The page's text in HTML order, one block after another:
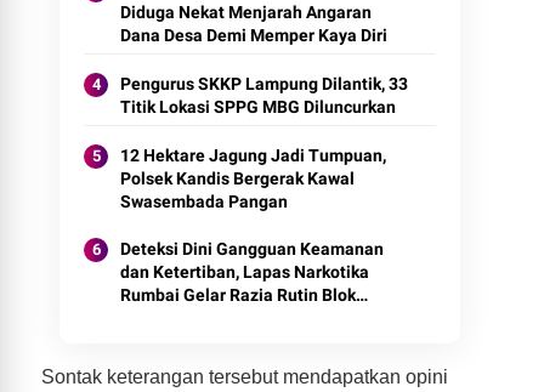
Diduga Nekat Menjarah Angaran
Dana Desa Demi Memper Kaya Diri
Pengurus SKKP Lampung Dilantik, 33
Titik Lokasi SPPG MBG Diluncurkan
12 Hektare Jagung Jadi Tumpuan,
Polsek Kandis Bergerak Kawal
Swasembada Pangan
Deteksi Dini Gangguan Keamanan
dan Ketertiban, Lapas Narkotika
Rumbai Gelar Razia Rutin Blok
Sontak keterangan tersebut mendapatkan opini